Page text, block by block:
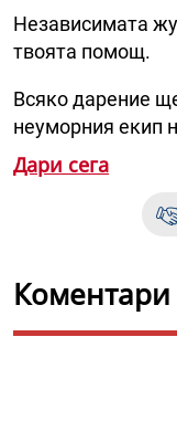
Независимата
твоята помощ.
Всяко дарение
неуморния екип
Дари сега
Коментари